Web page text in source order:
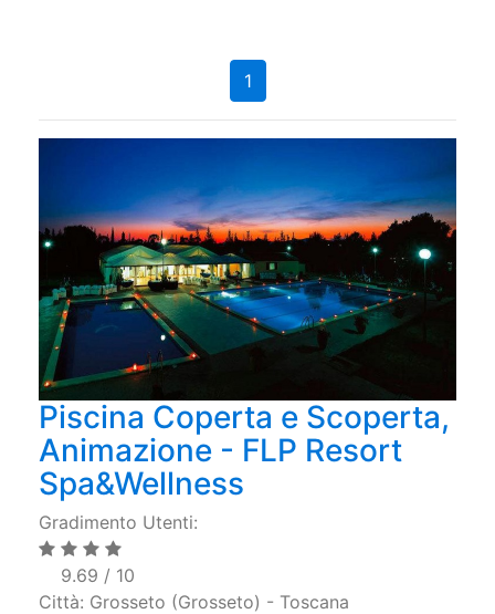
1
Piscina Coperta e Scoperta,
Animazione - FLP Resort
Spa&Wellness
Gradimento Utenti:
9.69 / 10
Città: Grosseto (Grosseto) - Toscana